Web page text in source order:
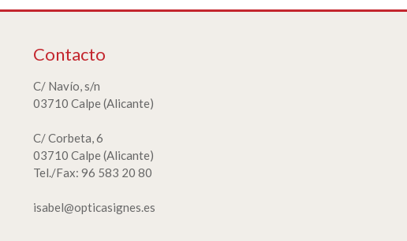
Contacto
C/ Navío, s/n
03710 Calpe (Alicante)
C/ Corbeta, 6
03710 Calpe (Alicante)
Tel./Fax: 96 583 20 80
isabel@opticasignes.es